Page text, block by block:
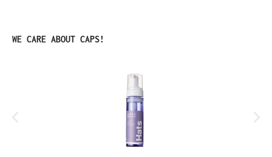
Produktgalerie überspringen
WE CARE ABOUT CAPS!